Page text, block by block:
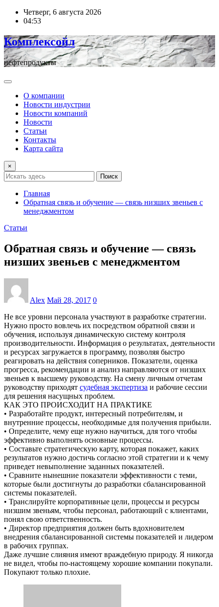
ПерейтиЧетверг, 6 августа 2026
04:53
Комплексойл
нефтепродукты
О компании
Новости индустрии
Новости компаний
Новости
Статьи
Контакты
Карта сайта
×
Поиск
Главная
Обратная связь и обучение — связь низших звеньев с
менеджментом
Статьи
Обратная связь и обучение — связь
низших звеньев с менеджментом
Alex Май 28, 2017 0
Не все уровни персонала участвуют в разработке стратегии.
Нужно просто вовлечь их посредством обратной связи и
обучения, используя динамическую систему контроля
производительности. Информация о результатах, деятельности
и ресурсах загружается в программу, позволяя быстро
реагировать на действия соперников. Показатели, оценка
прогресса, рекомендации и анализ направляются от низших
звеньев к высшему руководству. На смену личным отчетам
руководству приходят судебная экспертиза и рабочие сессии
для решения насущных проблем.
КАК ЭТО ПРОИСХОДИТ НА ПРАКТИКЕ
• Разработайте продукт, интересный потребителям, и
внутренние процессы, необходимые для получения прибыли.
• Определите, чему еще нужно научиться, для того чтобы
эффективно выполнять основные процессы.
• Составьте стратегическую карту, которая покажет, каких
результатов нужно достичь согласно этой стратегии и к чему
приведет невыполнение заданных показателей.
• Сравните нынешние показатели эффективности с теми,
которые были достигнуты до разработки сбалансированной
системы показателей.
• Транслируйте корпоративные цели, процессы и ресурсы
низшим звеньям, чтобы персонал, работающий с клиентами,
понял свою ответственность.
• Директор предприятия должен быть вдохновителем
внедрения сбалансированной системы показателей и лидером
в рабочих группах.
Даже лучшие слияния имеют враждебную природу. Я никогда
не видел, чтобы по-настоящему хорошие компании покупали.
Покупают только плохие.